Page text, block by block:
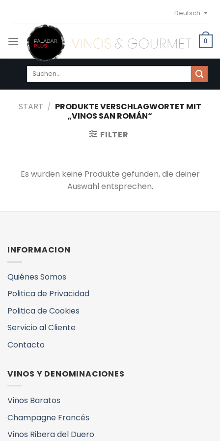
content
Deutsch
0
Suchen
START / PRODUKTE VERSCHLAGWORTET MIT
„VINOS SAN ROMÁN“
FILTER
Es wurden keine Produkte gefunden, die deiner
Auswahl entsprechen.
INFORMACION
Quiénes Somos
Politica de Privacidad
Politica de Cookies
Servicio al Cliente
Contacto
VINOS Y DENOMINACIONES
Vinos Baratos
Champagne Francés
Vinos Ribera del Duero